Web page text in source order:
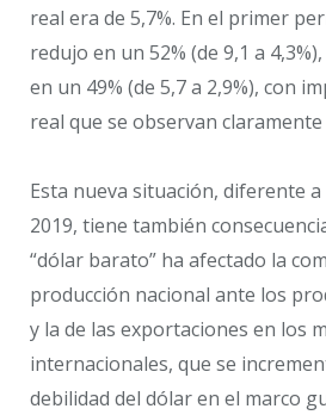
real era de 5,7%. En el primer
redujo en un 52% (de 9,1 a
en un 49% (de 5,7 a 2,9%), con
real que se observan
Esta nueva situación, diferente
2019, tiene también
“dólar barato” ha afectado la
producción nacional ante los
y la de las exportaciones en los
internacionales, que se
debilidad del dólar en el marco